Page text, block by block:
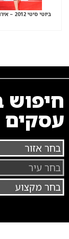
ביוטי סיטי 2012 – אירוע ההשקה
חיפוש
עסקים